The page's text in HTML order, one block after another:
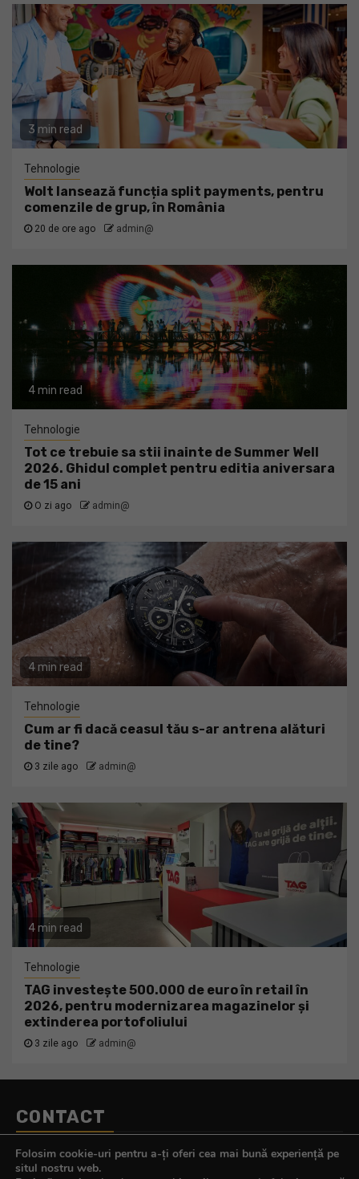
3 min read
Tehnologie
Wolt lansează funcția split payments, pentru
comenzile de grup, în România
20 de ore ago admin@
4 min read
Tehnologie
Tot ce trebuie sa stii inainte de Summer Well
2026. Ghidul complet pentru editia aniversara
de 15 ani
O zi ago admin@
4 min read
Tehnologie
Cum ar fi dacă ceasul tău s-ar antrena alături
de tine?
3 zile ago admin@
4 min read
Tehnologie
TAG investește 500.000 de euro în retail în
2026, pentru modernizarea magazinelor și
extinderea portofoliului
3 zile ago admin@
CONTACT
Telefon:
0770.290.165
E-mail:contact@tehnologistul.ro
Folosim cookie-uri pentru a-ți oferi cea mai bună experiență pe
situl nostru web.